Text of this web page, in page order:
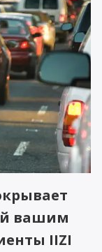
вашим
IIZI